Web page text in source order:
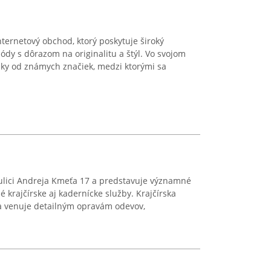
obchod, ktorý poskytuje široký
s dôrazom na originalitu a štýl. Vo svojom
od známych značiek, medzi ktorými sa
Andreja Kmeťa 17 a predstavuje významné
krajčírske aj kadernícke služby. Krajčírska
detailným opravám odevov,